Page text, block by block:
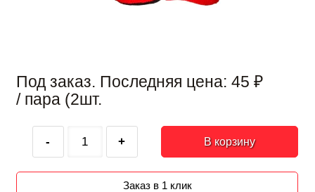
Под заказ. Последняя цена: 45 ₽
/ пара (2шт.
- + В корзину
Заказ в 1 клик